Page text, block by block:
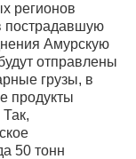
регионов
пострадавшую
Амурскую
отправлены
грузы, в
продукты
50 тонн